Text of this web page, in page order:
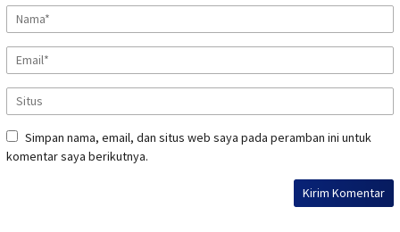
Simpan nama, email, dan situs web saya pada peramban ini untuk
komentar saya berikutnya.